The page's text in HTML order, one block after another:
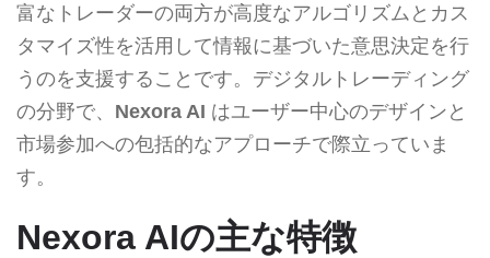
富なトレーダーの両方が高度なアルゴリズムとカス
タマイズ性を活用して情報に基づいた意思決定を行
うのを支援することです。デジタルトレーディング
の分野で、 Nexora AI はユーザー中心のデザインと
市場参加への包括的なアプローチで際立っていま
す。
Nexora AIの主な特徴